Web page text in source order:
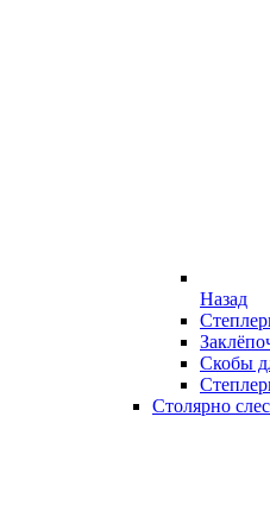
Назад
Скобы
Столярно